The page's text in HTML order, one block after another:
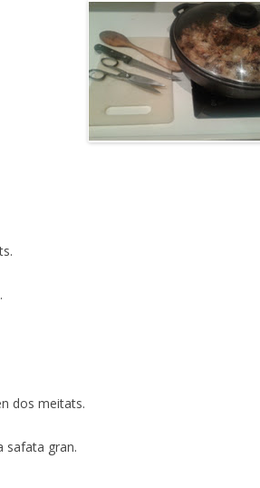
dos meitats.
safata gran.